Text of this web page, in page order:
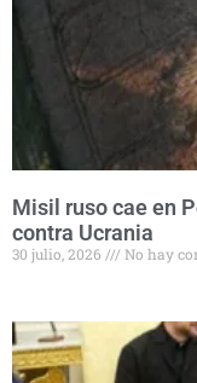
Misil ruso cae en
contra Ucrania
30 julio, 2026 No hay